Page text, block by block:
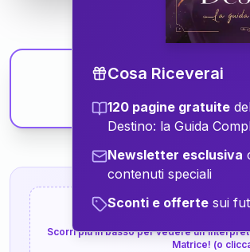
👇 P.S. Interpretazione
Scorri più in basso per vedere
Matrice! (o
Cosa Riceverai
120 pagine gratuite
Destino: la Guida
Newsletter esclusiva
contenuti speciali
Sconti e offerte sui